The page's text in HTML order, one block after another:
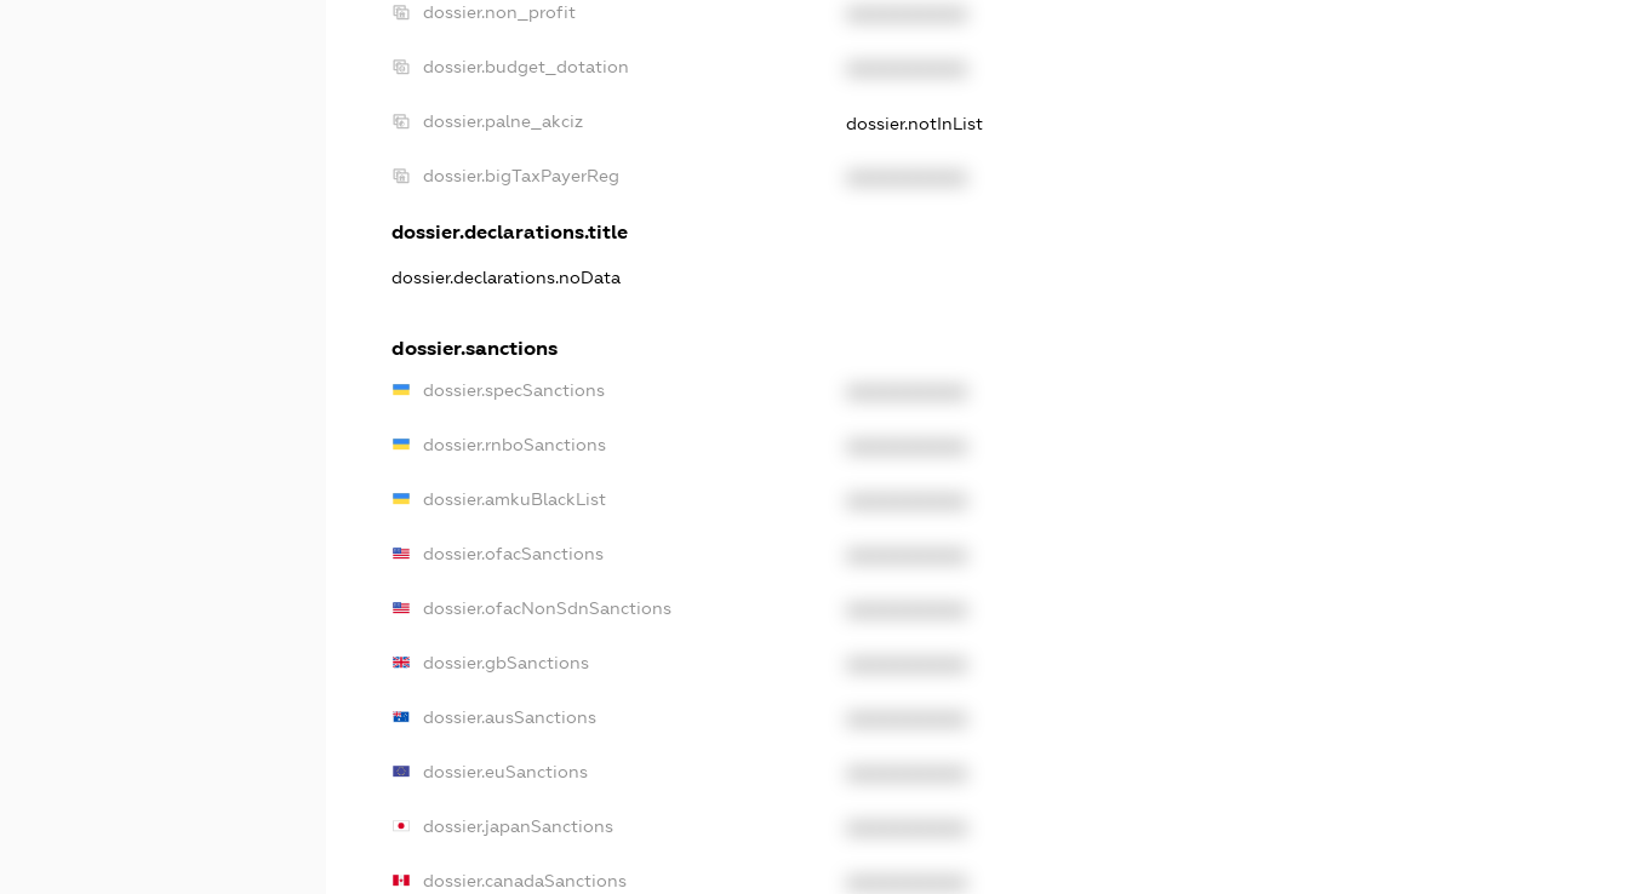
dossier.non_profit
dossier.budget_dotation
dossier.palne_akciz dossier.notInList
dossier.bigTaxPayerReg
dossier.declarations.title
dossier.declarations.noData
dossier.sanctions
dossier.specSanctions
dossier.rnboSanctions
dossier.amkuBlackList
dossier.ofacSanctions
dossier.ofacNonSdnSanctions
dossier.gbSanctions
dossier.ausSanctions
dossier.euSanctions
dossier.japanSanctions
dossier.canadaSanctions